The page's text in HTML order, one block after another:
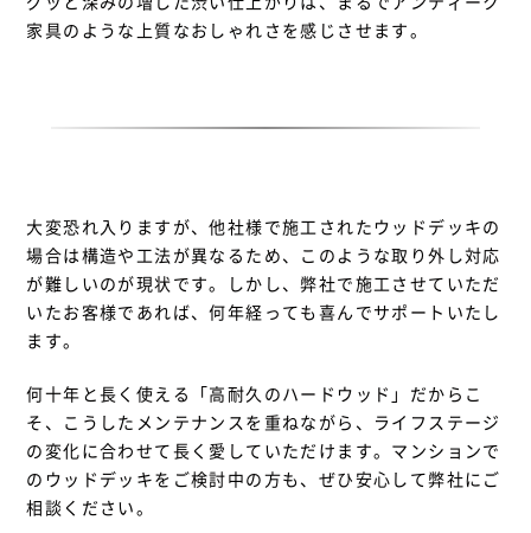
家具のような上質なおしゃれさを感じさせます。
大変恐れ入りますが、他社様で施工されたウッドデッキの
場合は構造や工法が異なるため、このような取り外し対応
が難しいのが現状です。しかし、弊社で施工させていただ
いたお客様であれば、何年経っても喜んでサポートいたし
ます。
何十年と長く使える「高耐久のハードウッド」だからこ
そ、こうしたメンテナンスを重ねながら、ライフステージ
の変化に合わせて長く愛していただけます。マンションで
のウッドデッキをご検討中の方も、ぜひ安心して弊社にご
相談ください。